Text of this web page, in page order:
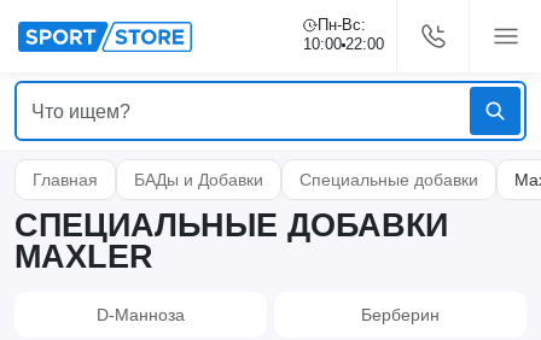
Пн-Вс:
10:00 22:00
Главная БАДы и Добавки Специальные добавки
СПЕЦИАЛЬНЫЕ ДОБАВКИ
MAXLER
D-Манноза Берберин